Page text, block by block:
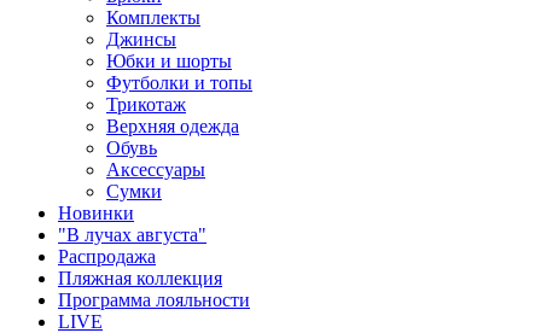
Комплекты
Джинсы
Юбки и шорты
Футболки и топы
Трикотаж
Верхняя одежда
Обувь
Аксессуары
Сумки
Новинки
"В лучах августа"
Распродажа
Пляжная коллекция
Программа лояльности
LIVE